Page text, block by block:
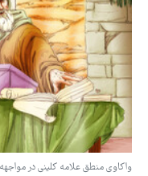
واکاوی منطق علامه کلینی در